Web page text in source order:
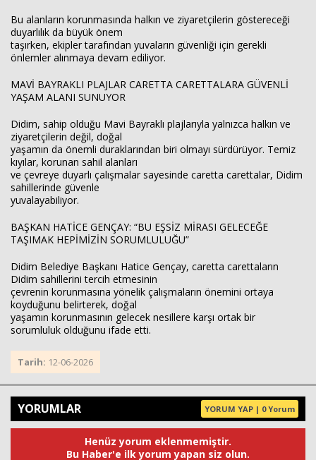
Bu alanların korunmasında halkın ve ziyaretçilerin göstereceği
duyarlılık da büyük önem
taşırken, ekipler tarafından yuvaların güvenliği için gerekli
önlemler alınmaya devam ediliyor.
MAVİ BAYRAKLI PLAJLAR CARETTA CARETTALARA GÜVENLİ
YAŞAM ALANI SUNUYOR
Didim, sahip olduğu Mavi Bayraklı plajlarıyla yalnızca halkın ve
ziyaretçilerin değil, doğal
yaşamın da önemli duraklarından biri olmayı sürdürüyor. Temiz
kıyılar, korunan sahil alanları
ve çevreye duyarlı çalışmalar sayesinde caretta carettalar, Didim
sahillerinde güvenle
yuvalayabiliyor.
BAŞKAN HATİCE GENÇAY: “BU EŞSİZ MİRASI GELECEĞE
TAŞIMAK HEPİMİZİN SORUMLULUĞU”
Didim Belediye Başkanı Hatice Gençay, caretta carettaların
Didim sahillerini tercih etmesinin
çevrenin korunmasına yönelik çalışmaların önemini ortaya
koyduğunu belirterek, doğal
yaşamın korunmasının gelecek nesillere karşı ortak bir
sorumluluk olduğunu ifade etti.
Tarih: 12-06-2026
YORUMLAR YORUM YAP | 0 Yorum
Henüz yorum eklenmemiştir.
Bu Haber'e ilk yorum yapan siz olun.